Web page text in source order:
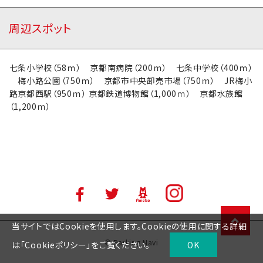
周辺スポット
七条小学校（58ｍ） 京都南病院（200ｍ） 七条中学校（400ｍ）
梅小路公園（750ｍ） 京都市中央卸売市場（750ｍ） JR梅小
路京都西駅（950ｍ） 京都鉄道博物館（1,000ｍ） 京都水族館
（1,200ｍ）
© Parking Navi
当サイトではCookieを使用します。Cookieの使用に関する詳細
は「Cookieポリシー 」をご覧ください。 OK